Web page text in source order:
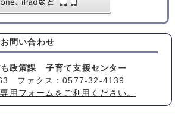
お問い合わせ
政策課 子育て支援センター
ファクス：0577-32-4139
用フォームをご利用ください。